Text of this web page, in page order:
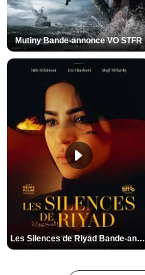
Mutiny Bande-annonce VO STFR
Les Silences de Riyad Bande-annonce VO STFR